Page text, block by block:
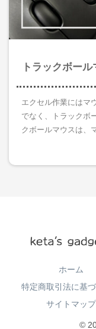
トラックボー
エクセル作業にはマ
でなく、トラックボ
クボールマウスは、
ホーム
特定商取引法に基
サイトマップ
©